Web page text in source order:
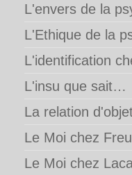
L'envers de la
L'Ethique de la
L'identification
L'insu que sait…
La relation
Le Moi chez
Le Moi chez